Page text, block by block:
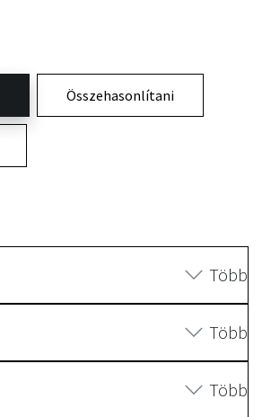
Összehasonlítani
Több
Több
Több